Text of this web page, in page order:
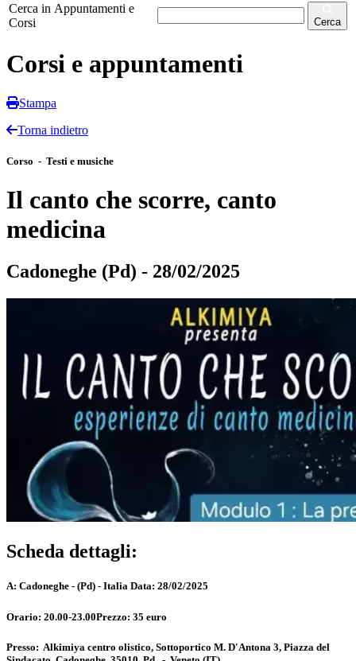
Cerca in Appuntamenti e
Corsi
Cerca
Corsi e appuntamenti
Stampa
Torna indietro
Corso - Testi e musiche
Il canto che scorre, canto
medicina
Cadoneghe (Pd) - 28/02/2025
Scheda dettagli:
A: Cadoneghe - (Pd) - Italia Data: 28/02/2025
Orario: 20.00-23.00Prezzo: 35 euro
Presso: Alkimiya centro olistico, Sottoportico M. D'Antona 3, Piazza del